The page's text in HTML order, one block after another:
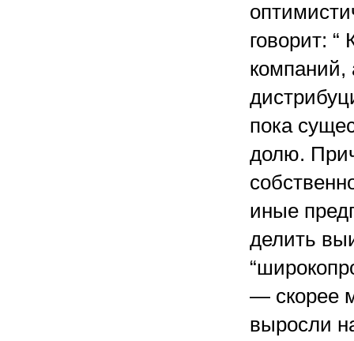
говорит:
компаний,
пока
долю.
иные
делить
— скорее
выросли